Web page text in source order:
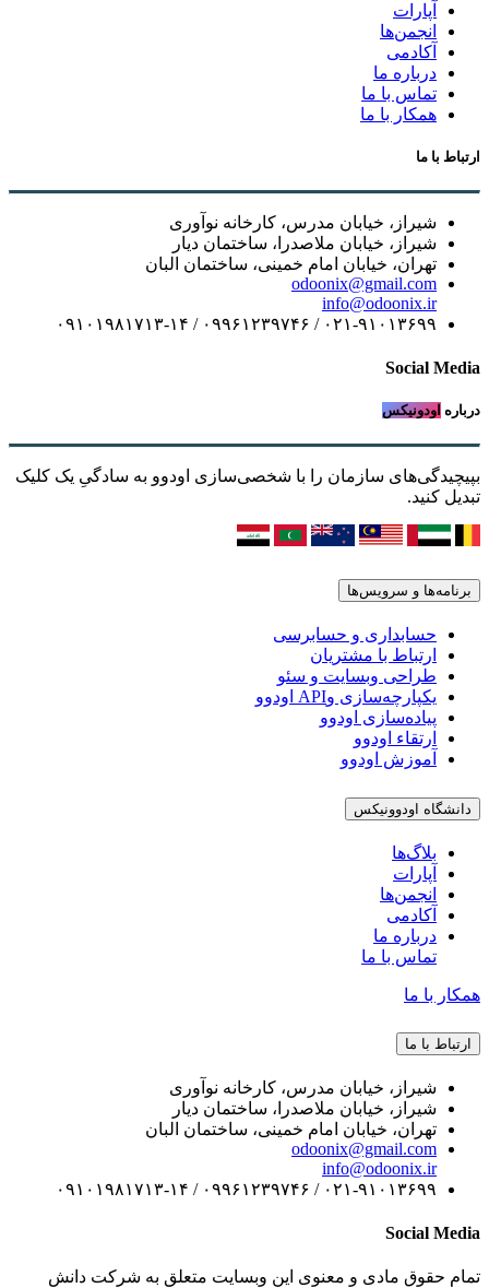
آپارات
انجمن‌ها
آکادمی
درباره ما
تماس با ما
همکار با ما
ارتباط با ما
شیراز، خیابان مدرس، کارخانه نوآوری
شیراز، خیابان ملاصدرا، ساختمان دیار
تهران، خیابان امام خمینی، ساختمان البان
odoonix@gmail.com
info@odoonix.ir
۰۲۱-۹۱۰۱۳۶۹۹ / ۰۹۹۶۱۲۳۹۷۴۶ / ۰۹۱۰۱۹۸۱۷۱۳-۱۴
Social Media
درباره اودونیکس
بپیچیدگی‌های سازمان را با شخصی‌سازی اودوو به سادگیِ یک کلیک
تبدیل کنید.
برنامه‌ها و سرویس‌ها
حسابداری و حسابرسی
ارتباط با مشتریان
طراحی وبسایت و سئو
یکپارچه‌سازی وAPI اودوو
پیاده‌سازی اودوو
ارتقاء اودوو
آموزش اودوو
دانشگاه اودوونیکس
بلاگ‌ها
آپارات
انجمن‌ها
آکادمی
درباره ما
تماس با ما
همکار با ما
ارتباط با ما
شیراز، خیابان مدرس، کارخانه نوآوری
شیراز، خیابان ملاصدرا، ساختمان دیار
تهران، خیابان امام خمینی، ساختمان البان
odoonix@gmail.com
info@odoonix.ir
۰۲۱-۹۱۰۱۳۶۹۹ / ۰۹۹۶۱۲۳۹۷۴۶ / ۰۹۱۰۱۹۸۱۷۱۳-۱۴
Social Media
تمام حقوق مادی و معنوی این وبسایت متعلق به شرکت دانش